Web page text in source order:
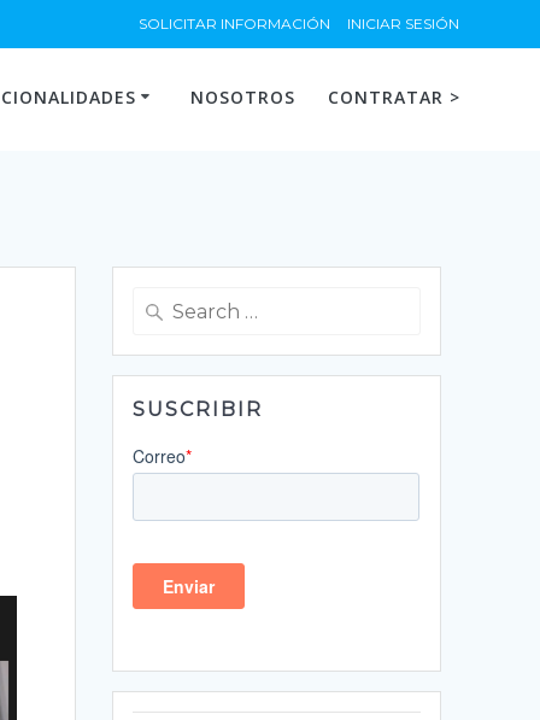
SOLICITAR INFORMACIÓN INICIAR SESIÓN
NOSOTROS CONTRATAR >
Search
SUSCRIBIR